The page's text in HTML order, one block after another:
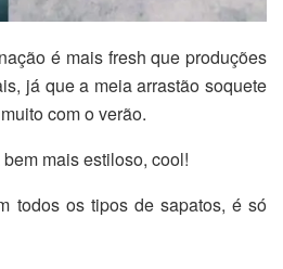
é mais fresh que produções
já que a meia arrastão soquete
com o verão.
mais estiloso, cool!
todos os tipos de sapatos, é só